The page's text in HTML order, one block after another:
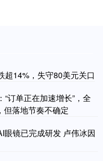
超14%，失守80美元关口
订单正在加速增长”，全
但落地节奏不确定
眼镜已完成研发 卢伟冰因